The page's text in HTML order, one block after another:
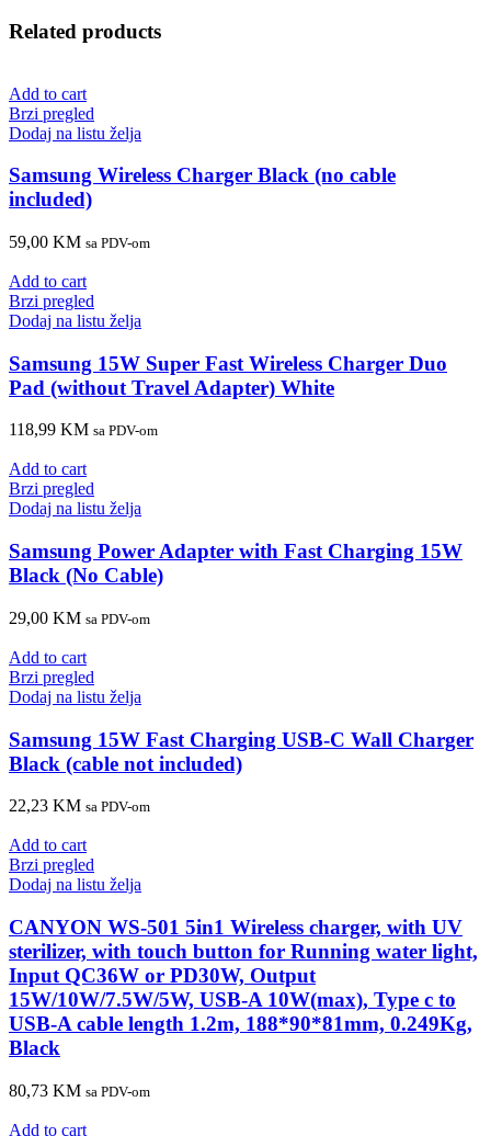
Related products
Add to cart
Brzi pregled
Dodaj na listu želja
Samsung Wireless Charger Black (no cable
included)
59,00 KM sa PDV-om
Add to cart
Brzi pregled
Dodaj na listu želja
Samsung 15W Super Fast Wireless Charger Duo
Pad (without Travel Adapter) White
118,99 KM sa PDV-om
Add to cart
Brzi pregled
Dodaj na listu želja
Samsung Power Adapter with Fast Charging 15W
Black (No Cable)
29,00 KM sa PDV-om
Add to cart
Brzi pregled
Dodaj na listu želja
Samsung 15W Fast Charging USB-C Wall Charger
Black (cable not included)
22,23 KM sa PDV-om
Add to cart
Brzi pregled
Dodaj na listu želja
CANYON WS-501 5in1 Wireless charger, with UV
sterilizer, with touch button for Running water light,
Input QC36W or PD30W, Output
15W/10W/7.5W/5W, USB-A 10W(max), Type c to
USB-A cable length 1.2m, 188*90*81mm, 0.249Kg,
Black
80,73 KM sa PDV-om
Add to cart